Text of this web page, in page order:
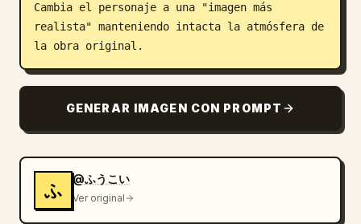
Actualizaciones
Cambia el personaje a una "imagen más
realista" manteniendo intacta la atmósfera de
la obra original.
GENERAR IMAGEN CON PROMPT
ふ
@ふうこい
Ver original